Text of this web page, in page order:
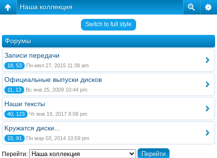
Наша коллекция
Switch to full style
Форумы
Записи передачи
18, 53 Пн июл 27, 2015 11:38 am
Официальные выпуски дисков
11, 13 Вс янв 25, 2009 10:44 pm
Наши тексты
40, 123 Чт янв 19, 2017 8:08 pm
Kружатся диски...
15, 91 Пн мар 03, 2014 10:59 pm
Перейти: